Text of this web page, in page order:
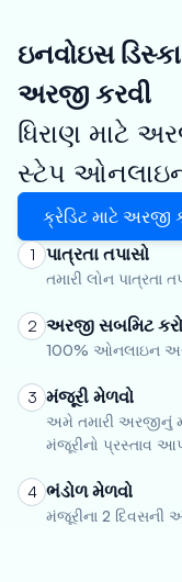
ઇનવોઇસ
અરજી કરવી
ધિરાણ માટે
સ્ટેપ ઓનલાઇન
ક્રેડિટ માટે અરજી
1 પાત્રતા તપાસો
તમારી લોન પાત્રતા
2 અરજી સબમિટ કરો
100% ઓનલાઇન
3 મંજૂરી મેળવો
અમે તમારી અરજીનું
મંજૂરીનો પ્રસ્તાવ
4 ભંડોળ મેળવો
મંજૂરીના 2 દિવસની